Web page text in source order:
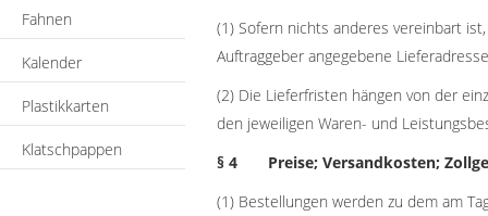
Fahnen
Kalender
Plastikkarten
Klatschpappen
(1) Sofern nichts anderes vereinbart
Auftraggeber angegebene
(2) Die Lieferfristen hängen von der
den jeweiligen Waren- und
§ 4 Preise; Versandkosten;
(1) Bestellungen werden zu dem am